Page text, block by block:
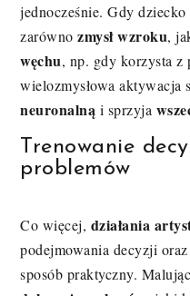
jednocześnie. Gdy dziecko
zarównozmysł wzroku,
węchu, np. gdy korzysta z
wielozmysłowa aktywacja
neuronalną i sprzyja
Trenowanie
problemów
Co więcej, działania
podejmowania decyzji
sposób praktyczny.